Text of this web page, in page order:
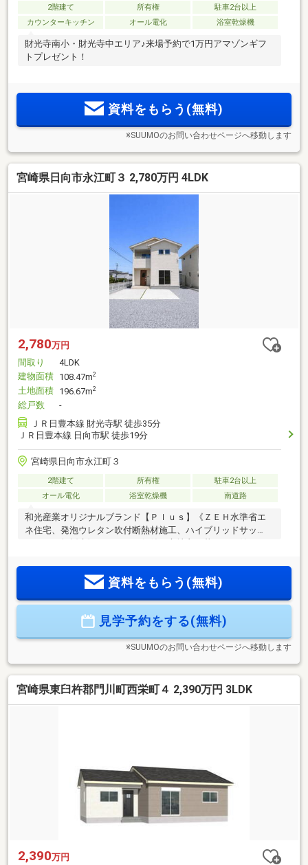
2階建て 所有権
駐車2台以上
カウンターキッチン
オール電化 浴室乾燥機
財光寺南小・財光寺中エリア♪来場予約で1万円アマゾンギフ
トプレゼント！
資料をもらう(無料)
※SUUMOのお問い合わせページへ移動します
宮崎県日向市永江町３ 2,780万円 4LDK
2,780万円
間取り
4LDK
建物面積 108.47m2
土地面積 196.67m2
総戸数
-
ＪＲ日豊本線 財光寺駅 徒歩35分
ＪＲ日豊本線 日向市駅 徒歩19分
宮崎県日向市永江町３
2階建て 所有権
駐車2台以上
オール電化
浴室乾燥機 南道路
和光産業オリジナルブランド【Ｐｌｕｓ】《ＺＥＨ水準省エ
ネ住宅、発泡ウレタン吹付断熱材施工、ハイブリッドサッ
資料をもらう(無料)
見学予約をする(無料)
※SUUMOのお問い合わせページへ移動します
宮崎県東臼杵郡門川町西栄町４ 2,390万円 3LDK
2,390万円